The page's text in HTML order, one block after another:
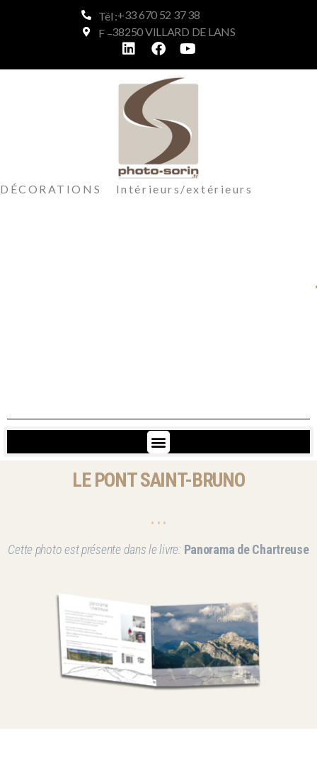
Tél :+33 670 52 37 38
F –38250 VILLARD DE LANS
DÉCORATIONS Intérieurs/extérieurs
LE PONT SAINT-BRUNO
• • •
Cette photo est présente dans le livre: Panorama de Chartreuse